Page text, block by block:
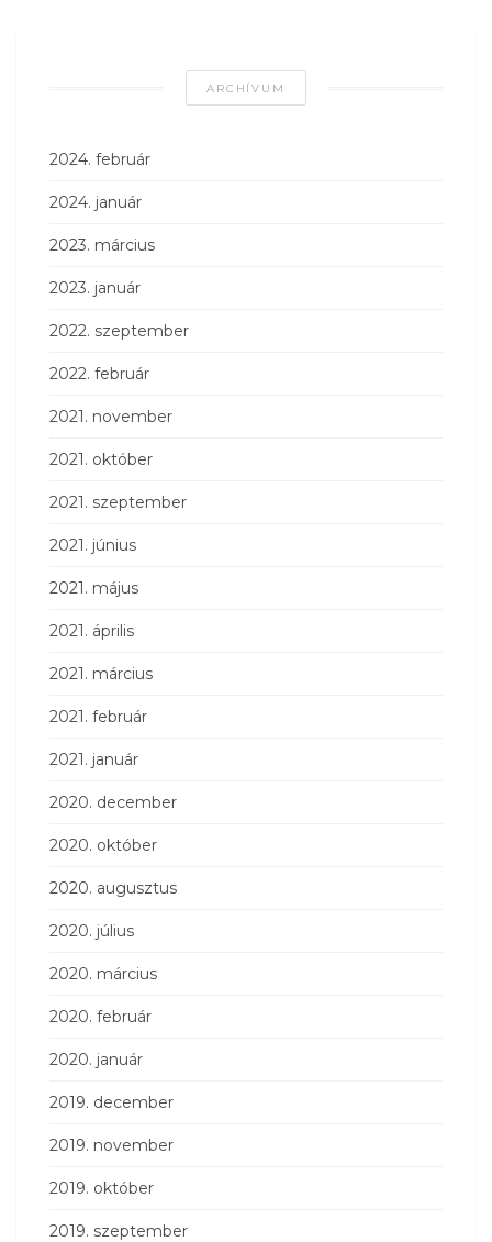
ARCHÍVUM
2024. február
2024. január
2023. március
2023. január
2022. szeptember
2022. február
2021. november
2021. október
2021. szeptember
2021. június
2021. május
2021. április
2021. március
2021. február
2021. január
2020. december
2020. október
2020. augusztus
2020. július
2020. március
2020. február
2020. január
2019. december
2019. november
2019. október
2019. szeptember